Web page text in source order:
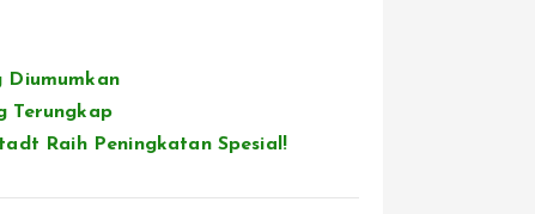
Diumumkan
Terungkap
Raih Peningkatan Spesial!